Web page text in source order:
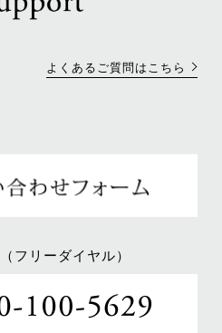
よくあるご質問はこちら
フリーダイヤル）